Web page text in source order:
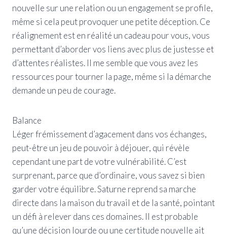
nouvelle sur une relation ou un engagement se profile,
même si cela peut provoquer une petite déception. Ce
réalignement est en réalité un cadeau pour vous, vous
permettant d’aborder vos liens avec plus de justesse et
d’attentes réalistes. Il me semble que vous avez les
ressources pour tourner la page, même si la démarche
demande un peu de courage.
Balance
Léger frémissement d’agacement dans vos échanges,
peut-être un jeu de pouvoir à déjouer, qui révèle
cependant une part de votre vulnérabilité. C’est
surprenant, parce que d’ordinaire, vous savez si bien
garder votre équilibre. Saturne reprend sa marche
directe dans la maison du travail et de la santé, pointant
un défi à relever dans ces domaines. Il est probable
qu’une décision lourde ou une certitude nouvelle ait